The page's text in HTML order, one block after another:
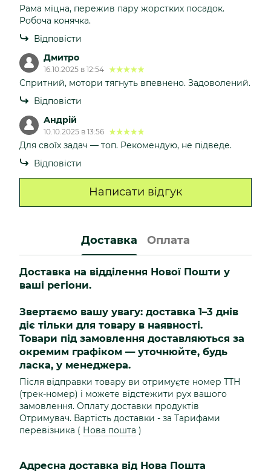
Рама міцна, пережив пару жорстких посадок.
Робоча конячка.
Відповісти
Дмитро
16.10.2025 в 12:54
Спритний, мотори тягнуть впевнено. Задоволений.
Відповісти
Андрій
10.10.2025 в 13:56
Для своїх задач — топ. Рекомендую, не підведе.
Відповісти
Написати відгук
Доставка Оплата
Доставка на відділення Нової Пошти у
ваші регіони.
Звертаємо вашу увагу: доставка 1–3 днів
діє тільки для товару в наявності.
Товари під замовлення доставляються за
окремим графіком — уточнюйте, будь
ласка, у менеджера.
Після відправки товару ви отримуєте номер ТТН
(трек-номер) і можете відстежити рух вашого
замовлення. Оплату доставки продуктів
Отримувач. Вартість доставки - за Тарифами
перевізника ( Нова пошта )
Адресна доставка від Нова Пошта